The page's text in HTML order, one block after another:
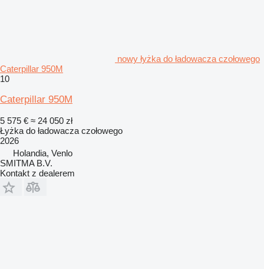
nowy łyżka do ładowacza czołowego
Caterpillar 950M
10
Caterpillar 950M
5 575 € ≈ 24 050 zł
Łyżka do ładowacza czołowego
2026
Holandia, Venlo
SMITMA B.V.
Kontakt z dealerem